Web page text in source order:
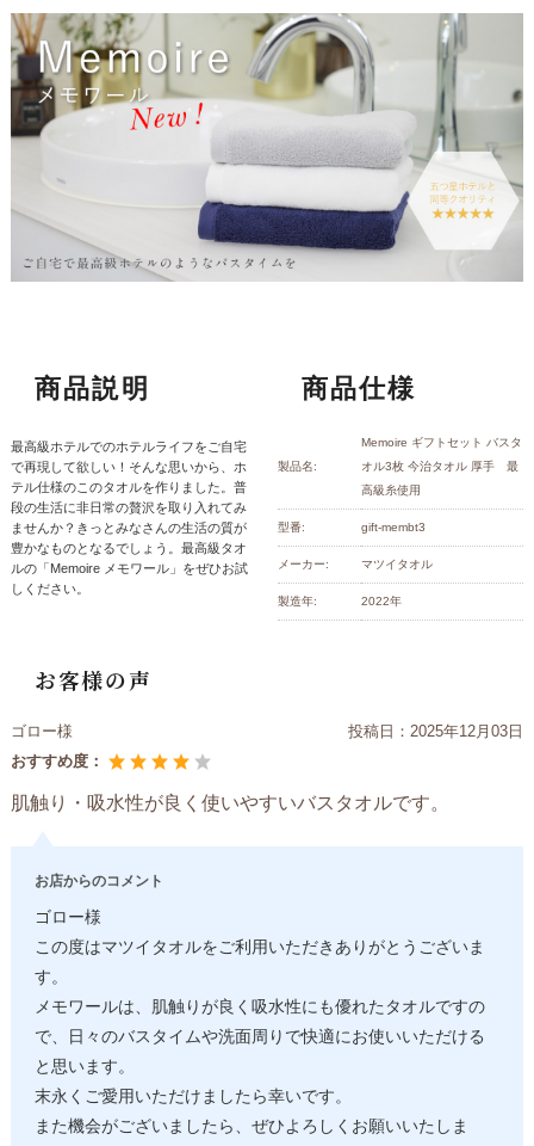
商品説明
最高級ホテルでのホテルライフをご自宅
で再現して欲しい！そんな思いから、ホ
テル仕様のこのタオルを作りました。普
段の生活に非日常の贅沢を取り入れてみ
ませんか？きっとみなさんの生活の質が
豊かなものとなるでしょう。最高級タオ
ルの「Memoire メモワール」をぜひお試
しください。
商品仕様
製品名:
Memoire ギフトセット バスタ
オル3枚 今治タオル 厚手 最
高級糸使用
型番: gift-membt3
メーカー: マツイタオル
製造年: 2022年
お客様の声
ゴロー様 投稿日： 2025年12月03日
おすすめ度：
肌触り・吸水性が良く使いやすいバスタオルです。
お店からのコメント
ゴロー様
この度はマツイタオルをご利用いただきありがとうございま
す。
メモワールは、肌触りが良く吸水性にも優れたタオルですの
で、日々のバスタイムや洗面周りで快適にお使いいただける
と思います。
末永くご愛用いただけましたら幸いです。
また機会がございましたら、ぜひよろしくお願いいたしま